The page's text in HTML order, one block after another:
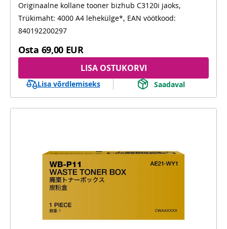
Originaalne kollane tooner bizhub C3120i jaoks,
Trükimaht: 4000 A4 lehekülge*, EAN vöötkood:
840192200297
Osta 69,00 EUR
LISA OSTUKORVI
Lisa võrdlemiseks Saadaval